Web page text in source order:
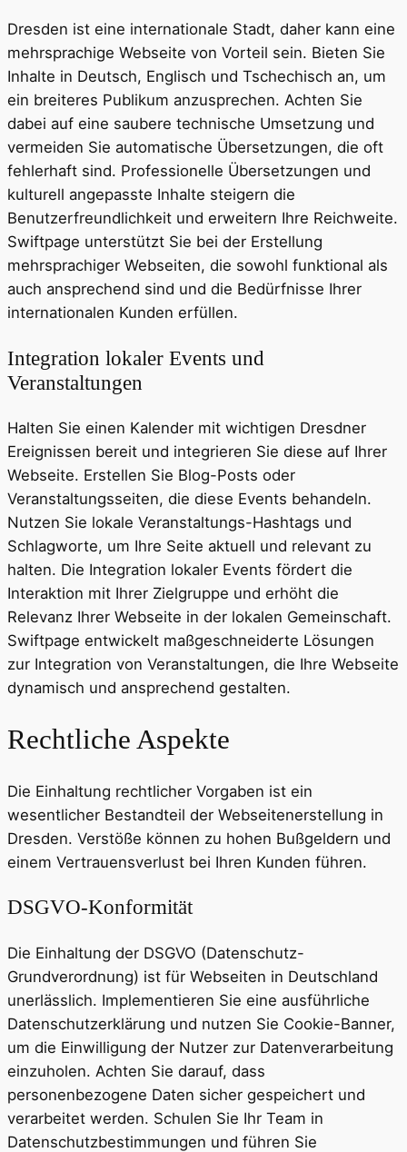
Dresden ist eine internationale Stadt, daher kann eine
mehrsprachige Webseite von Vorteil sein. Bieten Sie
Inhalte in Deutsch, Englisch und Tschechisch an, um
ein breiteres Publikum anzusprechen. Achten Sie
dabei auf eine saubere technische Umsetzung und
vermeiden Sie automatische Übersetzungen, die oft
fehlerhaft sind. Professionelle Übersetzungen und
kulturell angepasste Inhalte steigern die
Benutzerfreundlichkeit und erweitern Ihre Reichweite.
Swiftpage unterstützt Sie bei der Erstellung
mehrsprachiger Webseiten, die sowohl funktional als
auch ansprechend sind und die Bedürfnisse Ihrer
internationalen Kunden erfüllen.
Integration lokaler Events und
Veranstaltungen
Halten Sie einen Kalender mit wichtigen Dresdner
Ereignissen bereit und integrieren Sie diese auf Ihrer
Webseite. Erstellen Sie Blog-Posts oder
Veranstaltungsseiten, die diese Events behandeln.
Nutzen Sie lokale Veranstaltungs-Hashtags und
Schlagworte, um Ihre Seite aktuell und relevant zu
halten. Die Integration lokaler Events fördert die
Interaktion mit Ihrer Zielgruppe und erhöht die
Relevanz Ihrer Webseite in der lokalen Gemeinschaft.
Swiftpage entwickelt maßgeschneiderte Lösungen
zur Integration von Veranstaltungen, die Ihre Webseite
dynamisch und ansprechend gestalten.
Rechtliche Aspekte
Die Einhaltung rechtlicher Vorgaben ist ein
wesentlicher Bestandteil der Webseitenerstellung in
Dresden. Verstöße können zu hohen Bußgeldern und
einem Vertrauensverlust bei Ihren Kunden führen.
DSGVO-Konformität
Die Einhaltung der DSGVO (Datenschutz-
Grundverordnung) ist für Webseiten in Deutschland
unerlässlich. Implementieren Sie eine ausführliche
Datenschutzerklärung und nutzen Sie Cookie-Banner,
um die Einwilligung der Nutzer zur Datenverarbeitung
einzuholen. Achten Sie darauf, dass
personenbezogene Daten sicher gespeichert und
verarbeitet werden. Schulen Sie Ihr Team in
Datenschutzbestimmungen und führen Sie